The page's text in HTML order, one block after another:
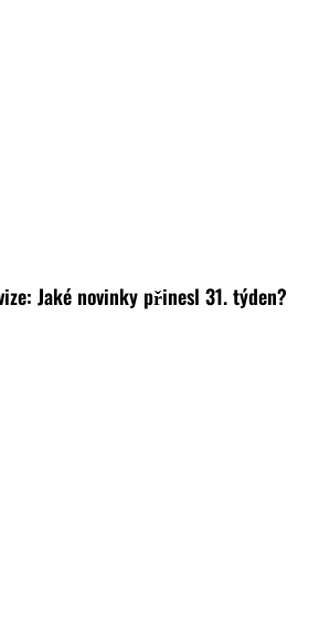
Jaké novinky přinesl 31. týden?